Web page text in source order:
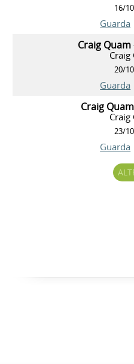
16/
Guarda
Craig Quam
Craig
20/
Guarda
Craig
Craig
23/
Guarda